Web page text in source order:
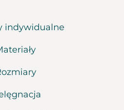
indywidualne